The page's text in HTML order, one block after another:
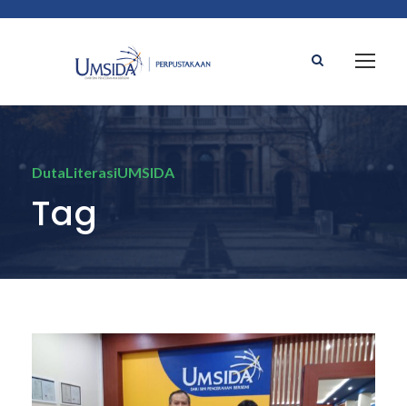
DutaLiterasiUMSIDA
Tag